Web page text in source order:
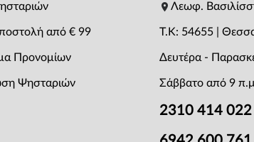
από € 99
Προνομίων
Ψησταριών
Λεωφ.
T.K: 54655 |
Δευτέρα -
Σάββατο από 9
2310 414 022